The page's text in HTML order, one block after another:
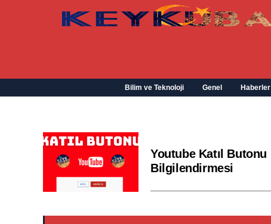
Bilim ve Teknoloji Genel Haberler
Youtube Katıl Butonu
Bilgilendirmesi